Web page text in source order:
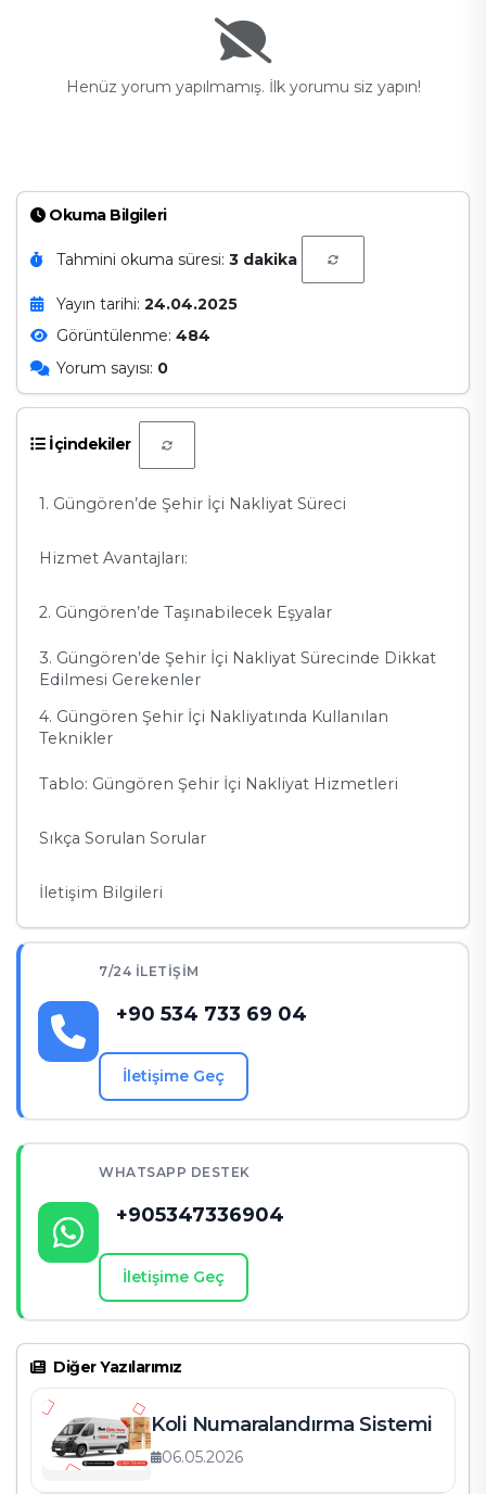
Okuma Bilgileri
Tahmini okuma süresi: 3 dakika
Yayın tarihi: 24.04.2025
Görüntülenme: 484
Yorum sayısı: 0
İçindekiler
1. Güngören’de Şehir İçi Nakliyat Süreci
Hizmet Avantajları:
2. Güngören’de Taşınabilecek Eşyalar
3. Güngören’de Şehir İçi Nakliyat Sürecinde Dikkat
Edilmesi Gerekenler
4. Güngören Şehir İçi Nakliyatında Kullanılan
Teknikler
Tablo: Güngören Şehir İçi Nakliyat Hizmetleri
Sıkça Sorulan Sorular
İletişim Bilgileri
7/24 İLETIŞIM
+90 534 733 69 04
İletişime Geç
WHATSAPP DESTEK
+905347336904
İletişime Geç
Diğer Yazılarımız
Koli Numaralandırma Sistemi
06.05.2026
Henüz yorum yapılmamış. İlk yorumu siz yapın!